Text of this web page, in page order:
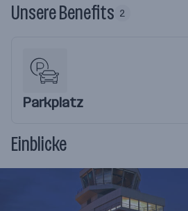
Unsere Benefits 2
Parkplatz
Einblicke